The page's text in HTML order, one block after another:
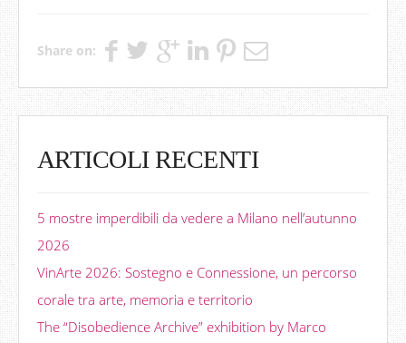
Share on:
ARTICOLI RECENTI
5 mostre imperdibili da vedere a Milano nell’autunno
2026
VinArte 2026: Sostegno e Connessione, un percorso
corale tra arte, memoria e territorio
The “Disobedience Archive” exhibition by Marco